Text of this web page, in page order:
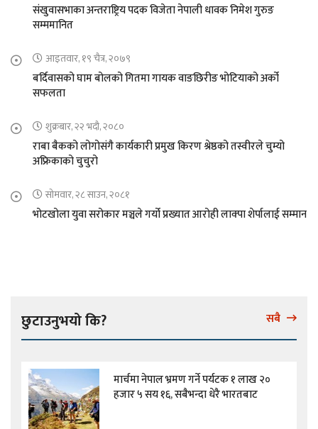
संखुवासभाका अन्तराष्ट्रिय पदक विजेता नेपाली धावक निमेश गुरुङ
सम्ममानित
आइतवार, १९ चैत्र, २०७९
बर्दिवासको घाम बोलको गितमा गायक वाङछिरीङ भोटियाको अर्को
सफलता
शुक्रबार, २२ भदौ, २०८०
राबा बैकको लोगोसंगै कार्यकारी प्रमुख किरण श्रेष्ठको तस्वीरले चुम्यो
अफ्रिकाको चुचुरो
सोमवार, २८ साउन, २०८१
भोटखोला युवा सरोकार मञ्चले गर्यो प्रख्यात आरोही लाक्पा शेर्पालाई सम्मान
छुटाउनुभयो कि? सबै
मार्चमा नेपाल भ्रमण गर्ने पर्यटक १ लाख २०
हजार ५ सय १६, सबैभन्दा धेरै भारतबाट